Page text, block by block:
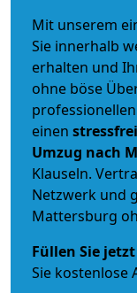
Mit unserem
Sie innerhalb
erhalten und
ohne böse
einen
Umzug nach
Klauseln.
Netzwerk und
Mattersburg
Füllen Sie
Sie kostenlose